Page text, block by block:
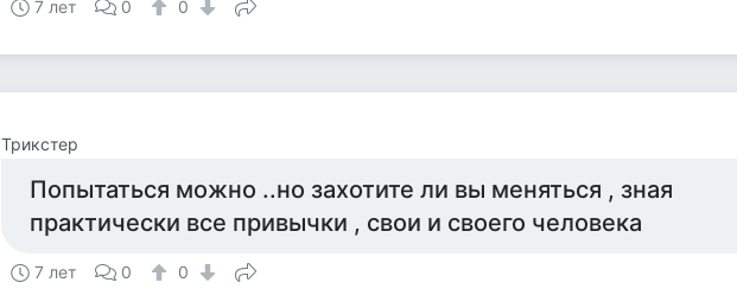
7 лет 0 0
Tpикcтep
Попытаться можно ..но захотите ли вы меняться , зная
практически все привычки , свои и своего человека
7 лет 0 0